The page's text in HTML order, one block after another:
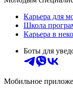
Карьера для
Школа
Карьера в
Боты для
Мобильное